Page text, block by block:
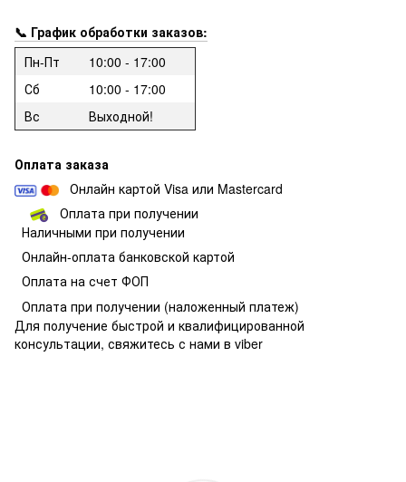
📞 График обработки заказов:
Пн-Пт
10:00 - 17:00
Сб
10:00 - 17:00
Вс
Выходной!
Оплата заказа
Онлайн картой Visa или Mastercard
Оплата при получении
Наличными при получении
Онлайн-оплата банковской картой
Оплата на счет ФОП
Оплата при получении (наложенный платеж)
Для получение быстрой и квалифицированной
консультации, свяжитесь с нами в viber